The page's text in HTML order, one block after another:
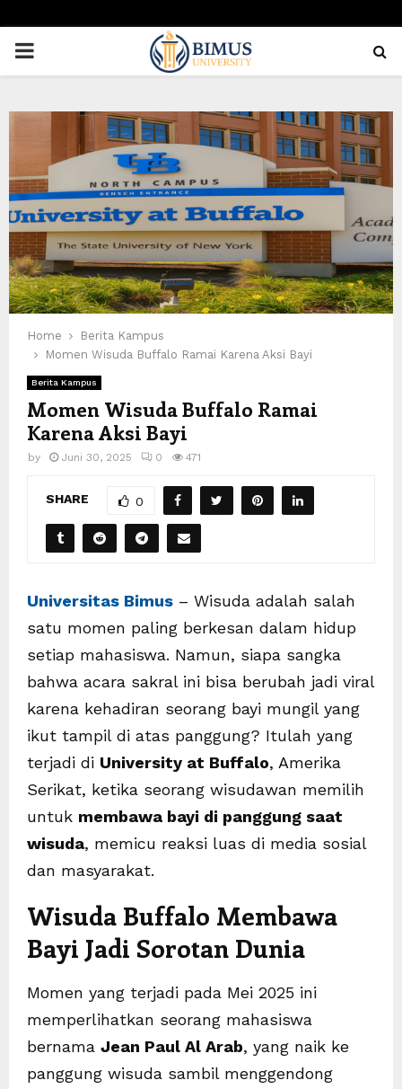
PRIMARY
Home
Berita Kampus
Momen Wisuda Buffalo Ramai Karena Aksi Bayi
Berita Kampus
Momen Wisuda Buffalo Ramai
Karena Aksi Bayi
by Juni 30, 2025 0 471
SHARE 0
Universitas Bimus – Wisuda adalah salah
satu momen paling berkesan dalam hidup
setiap mahasiswa. Namun, siapa sangka
bahwa acara sakral ini bisa berubah jadi viral
karena kehadiran seorang bayi mungil yang
ikut tampil di atas panggung? Itulah yang
terjadi di University at Buffalo, Amerika
Serikat, ketika seorang wisudawan memilih
untuk membawa bayi di panggung saat
wisuda, memicu reaksi luas di media sosial
dan masyarakat.
Wisuda Buffalo Membawa
Bayi Jadi Sorotan Dunia
Momen yang terjadi pada Mei 2025 ini
memperlihatkan seorang mahasiswa
bernama Jean Paul Al Arab, yang naik ke
panggung wisuda sambil menggendong